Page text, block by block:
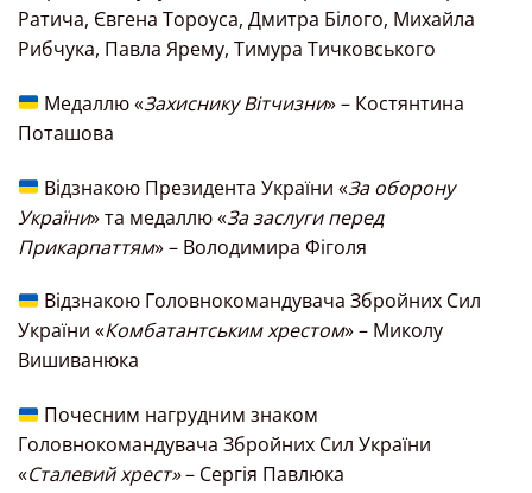
Ратича, Євгена Тороуса, Дмитра Білого, Михайла
Рибчука, Павла Ярему, Тимура Тичковського
Медаллю «Захиснику Вітчизни» – Костянтина
Поташова
Відзнакою Президента України «За оборону
України» та медаллю «За заслуги перед
Прикарпаттям» – Володимира Фіголя
Відзнакою Головнокомандувача Збройних Сил
України «Комбатантським хрестом» – Миколу
Вишиванюка
Почесним нагрудним знаком
Головнокомандувача Збройних Сил України
«Сталевий хрест»– Сергія Павлюка